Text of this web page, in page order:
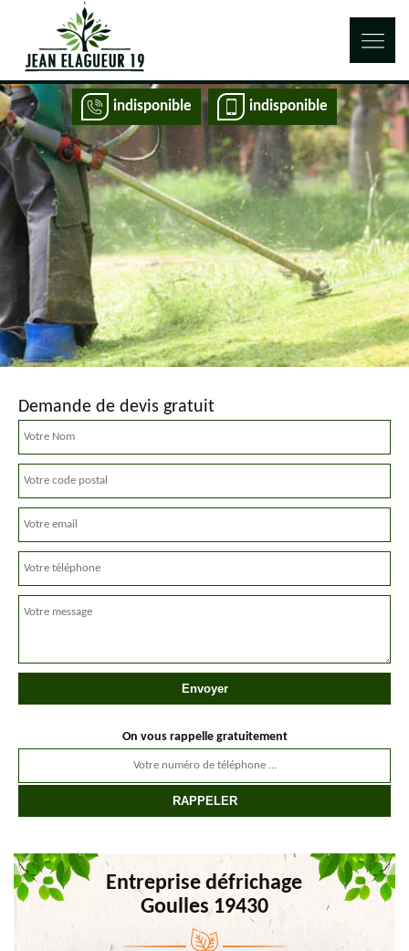
indisponible indisponible
Demande de devis gratuit
On vous rappelle gratuitement
Entreprise défrichage
Goulles 19430